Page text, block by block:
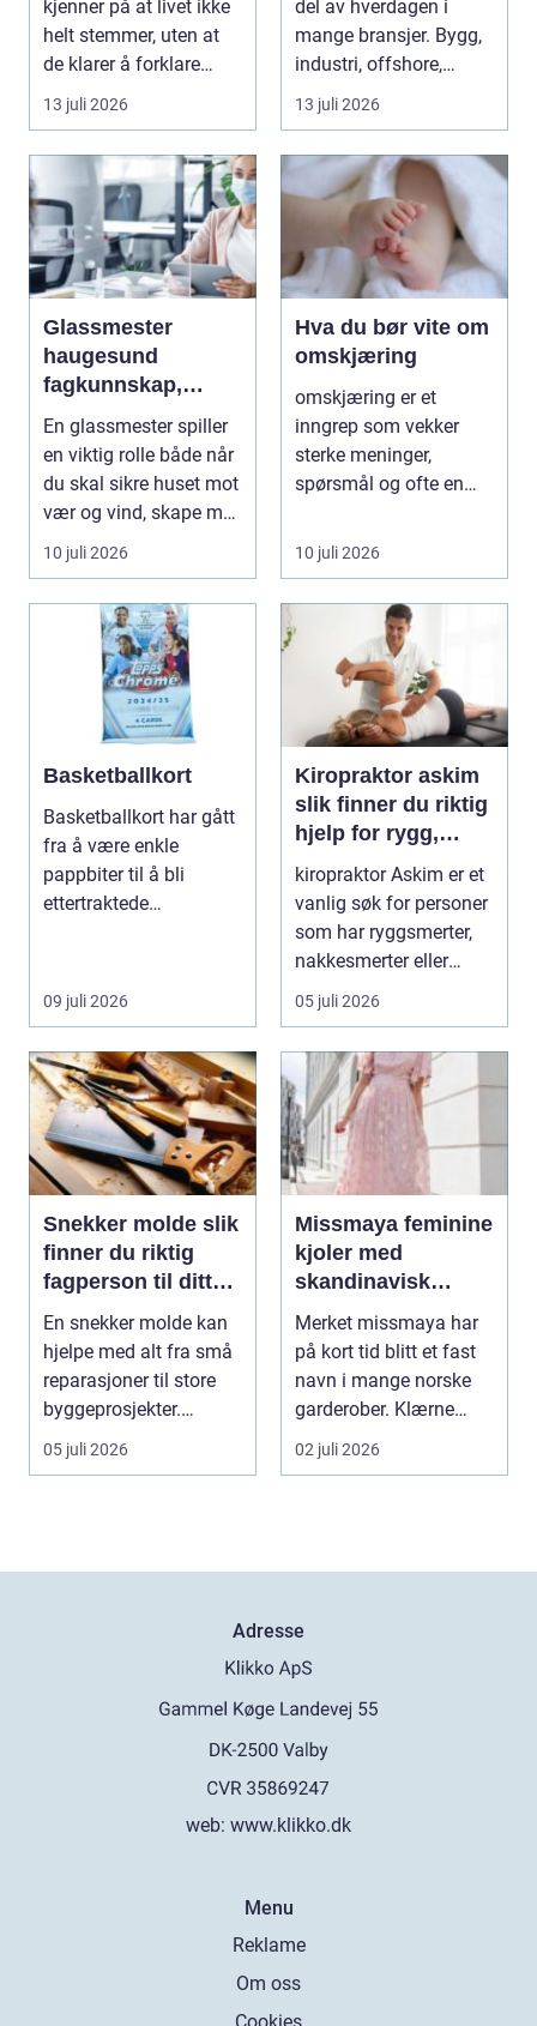
kjenner på at livet ikke
helt stemmer, uten at
de klarer å forklare
hvorfor. De har ...
13 juli 2026
del av hverdagen i
mange bransjer. Bygg,
industri, offshore,
energi og maritim...
13 juli 2026
Glassmester
haugesund
fagkunnskap,
trygghet og gode
løsninger i glass
En glassmester spiller
en viktig rolle både når
du skal sikre huset mot
vær og vind, skape mer
lys i...
10 juli 2026
Hva du bør vite om
omskjæring
omskjæring er et
inngrep som vekker
sterke meninger,
spørsmål og ofte en
Mange l...
10 juli 2026
Basketballkort
Basketballkort har gått
fra å være enkle
pappbiter til å bli
ettertraktede
09 juli 2026
Kiropraktor askim
slik finner du riktig
hjelp for rygg,
nakke og ledd
kiropraktor Askim er et
vanlig søk for personer
som har ryggsmerter,
nakkesmerter eller
andre muskel...
05 juli 2026
Snekker molde slik
finner du riktig
fagperson til ditt
prosjekt
En snekker molde kan
hjelpe med alt fra små
reparasjoner til store
byggeprosjekter.
Mange trenger hj...
05 juli 2026
Missmaya feminine
kjoler med
skandinavisk
eleganse
Merket missmaya har
på kort tid blitt et fast
navn i mange norske
garderober. Klærne
skiller seg ut ...
02 juli 2026
Adresse
web: www.klikko.dk
Menu
Reklame
Om oss